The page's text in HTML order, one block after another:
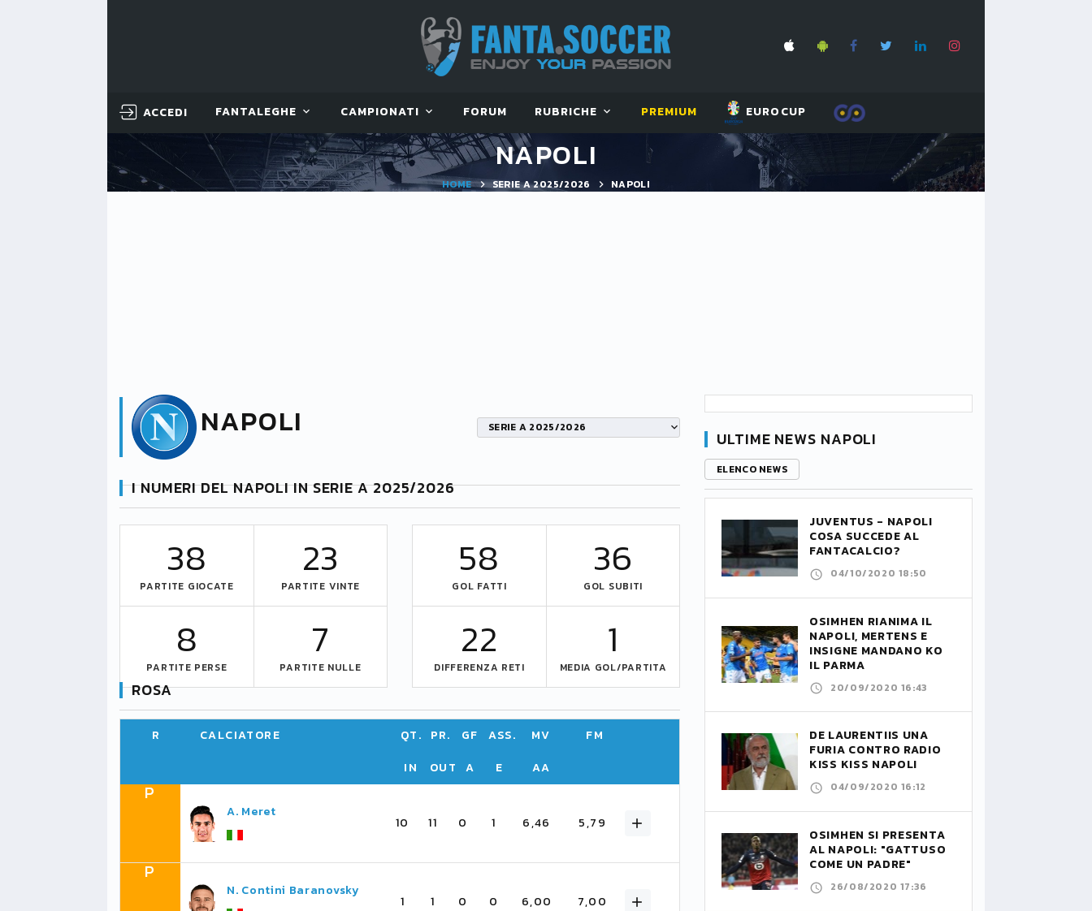
ACCEDI FANTALEGHE CAMPIONATI FORUM RUBRICHE PREMIUM EUROCUP
NAPOLI
HOME SERIE A 2025/2026 NAPOLI
NAPOLI SERIE A 2025/2026
I NUMERI DEL NAPOLI IN SERIE A 2025/2026
38
PARTITE GIOCATE
23
PARTITE VINTE
8
PARTITE PERSE
7
PARTITE NULLE
58
GOL FATTI
36
GOL SUBITI
22
DIFFERENZA RETI
1
MEDIA GOL/PARTITA
ROSA
R CALCIATORE QT. PR. GF ASS. MV
FM
IN
OUT A E AA
P
A. Meret
10 11 0 1 6,46 5,79
P
N. Contini Baranovsky
1 1 0 0 6,00 7,00
ULTIME NEWS NAPOLI
ELENCO NEWS
JUVENTUS - NAPOLI
COSA SUCCEDE AL
FANTACALCIO?
04/10/2020 18:50
OSIMHEN RIANIMA IL
NAPOLI, MERTENS E
INSIGNE MANDANO KO
IL PARMA
20/09/2020 16:43
DE LAURENTIIS UNA
FURIA CONTRO RADIO
KISS KISS NAPOLI
04/09/2020 16:12
OSIMHEN SI PRESENTA
AL NAPOLI: "GATTUSO
COME UN PADRE"
26/08/2020 17:36